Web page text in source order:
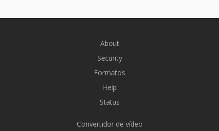
About
Security
Formatos
Help
Status
Convertidor de vídeo